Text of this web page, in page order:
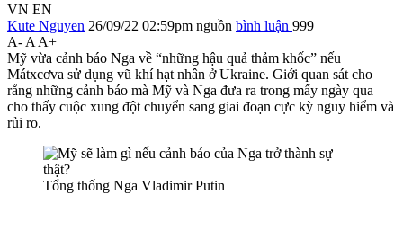
VN EN
Kute Nguyen 26/09/22 02:59pm nguồn bình luận 999
A- A A+
Mỹ vừa cảnh báo Nga về “những hậu quả thảm khốc” nếu
Mátxcơva sử dụng vũ khí hạt nhân ở Ukraine. Giới quan sát cho
rằng những cảnh báo mà Mỹ và Nga đưa ra trong mấy ngày qua
cho thấy cuộc xung đột chuyển sang giai đoạn cực kỳ nguy hiểm và
rủi ro.
Tổng thống Nga Vladimir Putin